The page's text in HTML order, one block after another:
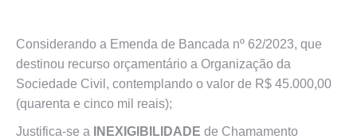
Considerando a Emenda de Bancada nº 62/2023, que
destinou recurso orçamentário a Organização da
Sociedade Civil, contemplando o valor de R$ 45.000,00
(quarenta e cinco mil reais);
Justifica-se a INEXIGIBILIDADE de Chamamento